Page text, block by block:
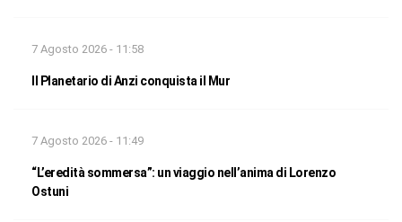
7 Agosto 2026 - 11:58
Il Planetario di Anzi conquista il Mur
7 Agosto 2026 - 11:49
“L’eredità sommersa”: un viaggio nell’anima di Lorenzo
Ostuni